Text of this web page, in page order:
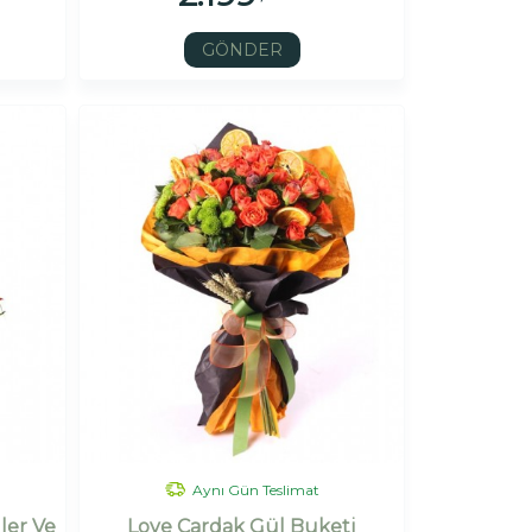
GÖNDER
Ve
Aynı Gün Teslimat
Love Çardak Gül Buketi